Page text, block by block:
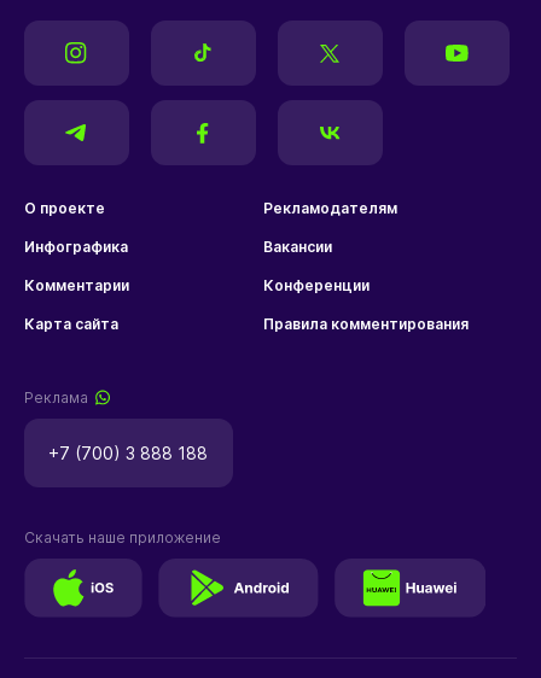
О проекте Рекламодателям
Инфографика Вакансии
Комментарии Конференции
Карта сайта Правила комментирования
Реклама
+7 (700) 3 888 188
Скачать наше приложение